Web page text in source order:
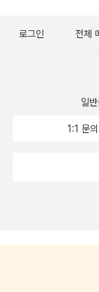
로그인 전체
일
1:1 문의